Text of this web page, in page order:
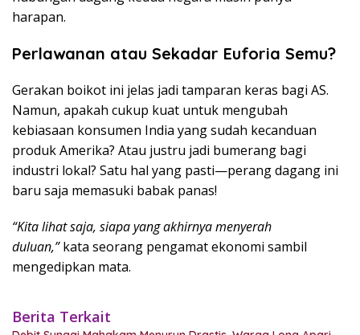
harapan.
Perlawanan atau Sekadar Euforia Semu?
Gerakan boikot ini jelas jadi tamparan keras bagi AS.
Namun, apakah cukup kuat untuk mengubah
kebiasaan konsumen India yang sudah kecanduan
produk Amerika? Atau justru jadi bumerang bagi
industri lokal? Satu hal yang pasti—perang dagang ini
baru saja memasuki babak panas!
“Kita lihat saja, siapa yang akhirnya menyerah
duluan,”kata seorang pengamat ekonomi sambil
mengedipkan mata.
Berita Terkait